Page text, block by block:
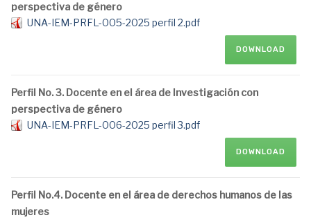
perspectiva de género
UNA-IEM-PRFL-005-2025 perfil 2.pdf
DOWNLOAD
Perfil No. 3. Docente en el área de Investigación con
perspectiva de género
UNA-IEM-PRFL-006-2025 perfil 3.pdf
DOWNLOAD
Perfil No.4. Docente en el área de derechos humanos de las
mujeres